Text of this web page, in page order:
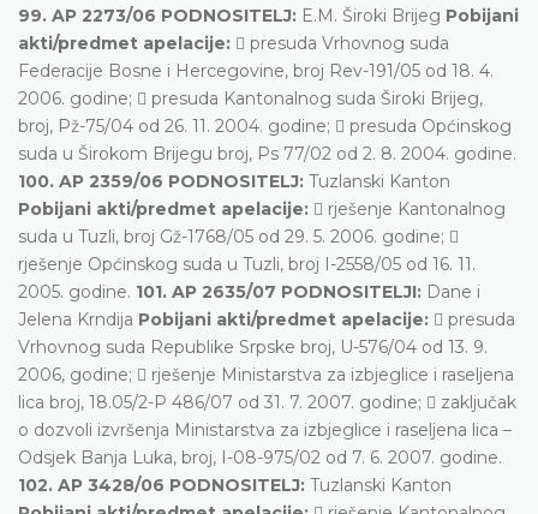
99. AP 2273/06 PODNOSITELJ: E.M. Široki Brijeg Pobijani
akti/predmet apelacije:  presuda Vrhovnog suda
Federacije Bosne i Hercegovine, broj Rev-191/05 od 18. 4.
2006. godine;  presuda Kantonalnog suda Široki Brijeg,
broj, Pž-75/04 od 26. 11. 2004. godine;  presuda Općinskog
suda u Širokom Brijegu broj, Ps 77/02 od 2. 8. 2004. godine.
100. AP 2359/06 PODNOSITELJ: Tuzlanski Kanton
Pobijani akti/predmet apelacije:  rješenje Kantonalnog
suda u Tuzli, broj Gž-1768/05 od 29. 5. 2006. godine; 
rješenje Općinskog suda u Tuzli, broj I-2558/05 od 16. 11.
2005. godine. 101. AP 2635/07 PODNOSITELJI: Dane i
Jelena Krndija Pobijani akti/predmet apelacije:  presuda
Vrhovnog suda Republike Srpske broj, U-576/04 od 13. 9.
2006, godine;  rješenje Ministarstva za izbjeglice i raseljena
lica broj, 18.05/2-P 486/07 od 31. 7. 2007. godine;  zaključak
o dozvoli izvršenja Ministarstva za izbjeglice i raseljena lica –
Odsjek Banja Luka, broj, I-08-975/02 od 7. 6. 2007. godine.
102. AP 3428/06 PODNOSITELJ: Tuzlanski Kanton